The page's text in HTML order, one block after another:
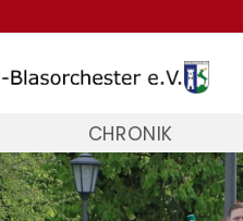
CHRONIK